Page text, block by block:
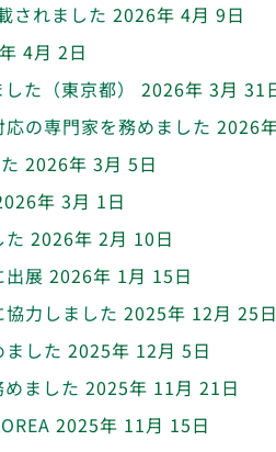
されました 2026年 4月 9日
4月 2日
た（東京都）
2026年 3月 31
の専門家を務めました 2026
2026年 3月 5日
年 3月 1日
2026年 2月 10日
出展 2026年 1月 15日
力しました 2025年 12月 25日
した 2025年 12月 5日
ました 2025年 11月 21日
2025年 11月 15日